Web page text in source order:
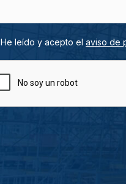
He leído y acepto el aviso de